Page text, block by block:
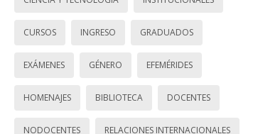
CURSOS INGRESO GRADUADOS
EXÁMENES GÉNERO EFEMÉRIDES
HOMENAJES BIBLIOTECA DOCENTES
NODOCENTES RELACIONES INTERNACIONALES